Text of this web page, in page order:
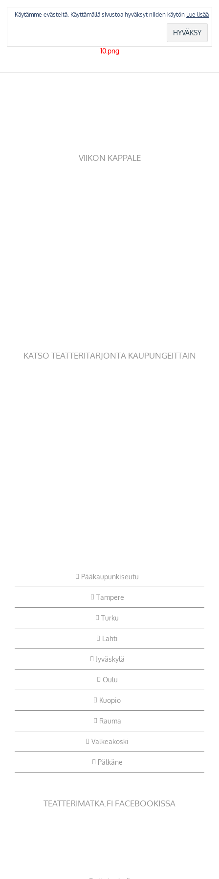
VIIKON KAPPALE
KATSO TEATTERITARJONTA KAUPUNGEITTAIN
Pääkaupunkiseutu
Tampere
Turku
Lahti
Jyväskylä
Oulu
Kuopio
Rauma
Valkeakoski
Pälkäne
TEATTERIMATKA.FI FACEBOOKISSA
Käytämme evästeitä. Käyttämällä sivustoa hyväksyt niiden käytön Lue lisää